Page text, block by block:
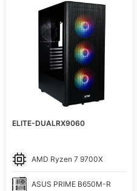
ELITE-DUALRX9060
AMD Ryzen 7 9700X
ASUS PRIME B650M-R